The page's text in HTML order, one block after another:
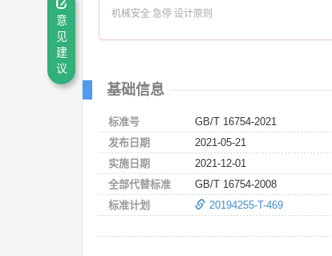
机械安全 急停 设计原则
基础信息
标准号
GB/T 16754-2021
发布日期
2021-05-21
实施日期
2021-12-01
全部代替标准
GB/T 16754-2008
标准计划
20194255-T-469
意
见
建
议